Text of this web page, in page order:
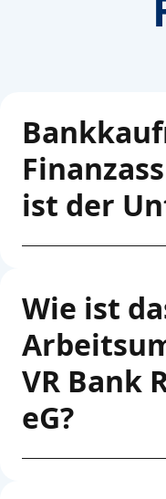
ist der
Wie ist
VR Bank
eG?